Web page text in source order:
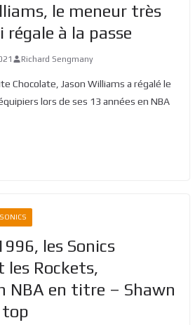
le meneur très
régale à la passe
Richard Sengmany
Chocolate, Jason Williams a régalé le
lors de ses 13 années en NBA
SONICS
les Sonics
les Rockets,
NBA en titre – Shawn
top